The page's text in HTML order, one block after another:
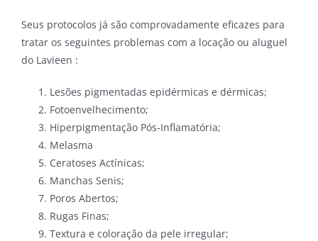
Seus protocolos já são comprovadamente eficazes para
tratar os seguintes problemas com a locação ou aluguel
do Lavieen :
Lesões pigmentadas epidérmicas e dérmicas;
Fotoenvelhecimento;
Hiperpigmentação Pós-Inflamatória;
Melasma
Ceratoses Actínicas;
Manchas Senis;
Poros Abertos;
Rugas Finas;
Textura e coloração da pele irregular;